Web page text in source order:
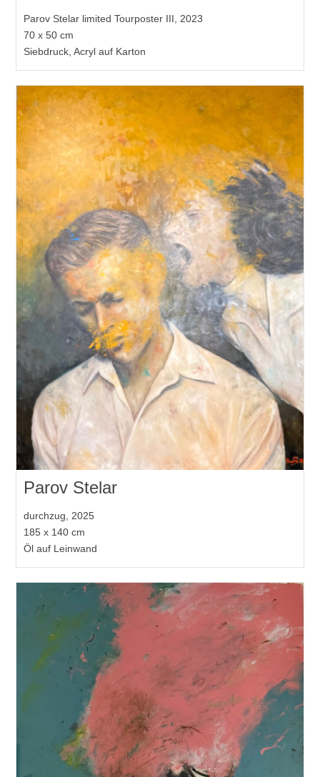
Parov Stelar limited Tourposter III, 2023
70 x 50 cm
Siebdruck, Acryl auf Karton
Parov Stelar
durchzug, 2025
185 x 140 cm
Öl auf Leinwand